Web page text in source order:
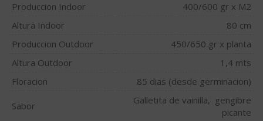
Produccion Indoor
400/600 gr x M2
Altura Indoor
80 cm
Produccion Outdoor
450/650 gr x planta
Altura Outdoor
1,4 mts
Floracion
85 dias (desde germinacion)
Sabor
Galletita de vainilla, gengibre
picante